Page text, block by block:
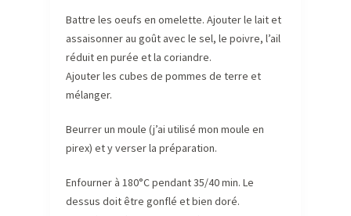
Battre les oeufs en omelette. Ajouter le lait et
assaisonner au goût avec le sel, le poivre, l’ail
réduit en purée et la coriandre.
Ajouter les cubes de pommes de terre et
mélanger.
Beurrer un moule (j’ai utilisé mon moule en
pirex) et y verser la préparation.
Enfourner à 180°C pendant 35/40 min. Le
dessus doit être gonflé et bien doré.